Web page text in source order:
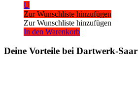
U
Zur Wunschliste hinzufügen
Zur Wunschliste hinzufügen
In den Warenkorb
Deine Vorteile bei Dartwerk-Saar